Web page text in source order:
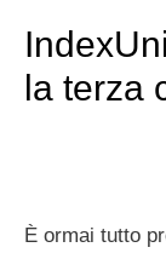
la terza
È ormai tutto